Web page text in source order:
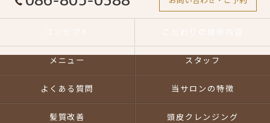
メニュー スタッフ
よくある質問 当サロンの特徴
髪質改善 頭皮クレンジング